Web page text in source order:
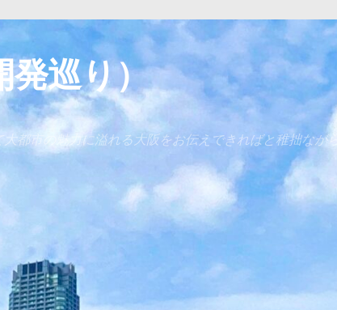
巡り）
市の魅力に溢れる大阪をお伝えできればと稚拙なが